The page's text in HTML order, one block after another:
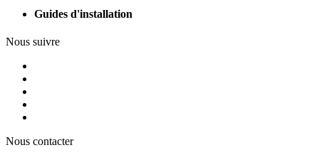
Guides d'installation
Nous suivre
Nous contacter